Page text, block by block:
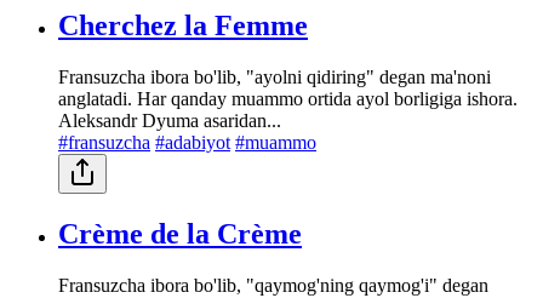
Cherchez la Femme
Fransuzcha ibora bo'lib, "ayolni qidiring" degan ma'noni
anglatadi. Har qanday muammo ortida ayol borligiga ishora.
Aleksandr Dyuma asaridan...
#fransuzcha #adabiyot #muammo
Crème de la Crème
Fransuzcha ibora bo'lib, "qaymog'ning qaymog'i" degan